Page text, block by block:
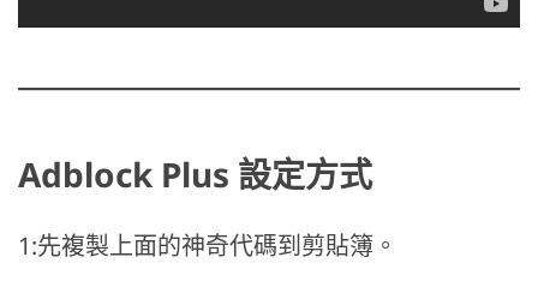
Adblock Plus 設定方式
1:先複製上面的神奇代碼到剪貼簿。